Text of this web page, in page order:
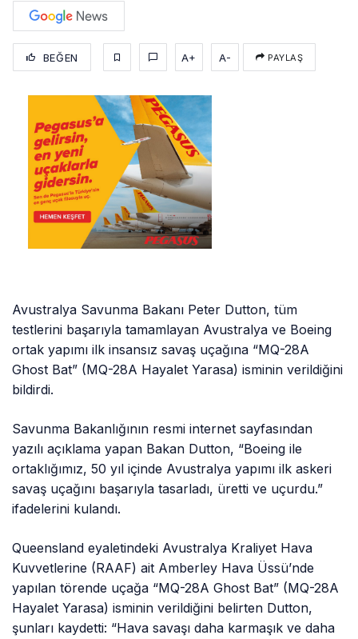
BEĞEN A+ A- PAYLAŞ
Avustralya Savunma Bakanı Peter Dutton, tüm
testlerini başarıyla tamamlayan Avustralya ve Boeing
ortak yapımı ilk insansız savaş uçağına “MQ-28A
Ghost Bat” (MQ-28A Hayalet Yarasa) isminin verildiğini
bildirdi.
Savunma Bakanlığının resmi internet sayfasından
yazılı açıklama yapan Bakan Dutton, “Boeing ile
ortaklığımız, 50 yıl içinde Avustralya yapımı ilk askeri
savaş uçağını başarıyla tasarladı, üretti ve uçurdu.”
ifadelerini kulandı.
Queensland eyaletindeki Avustralya Kraliyet Hava
Kuvvetlerine (RAAF) ait Amberley Hava Üssü’nde
yapılan törende uçağa “MQ-28A Ghost Bat” (MQ-28A
Hayalet Yarasa) isminin verildiğini belirten Dutton,
şunları kaydetti: “Hava savaşı daha karmaşık ve daha